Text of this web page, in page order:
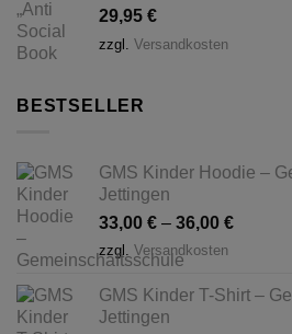
29,95 €
zzgl. Versandkosten
BESTSELLER
GMS Kinder Hoodie –
Jettingen
33,00 € – 36,00 €
zzgl. Versandkosten
GMS Kinder T-Shirt –
Jettingen